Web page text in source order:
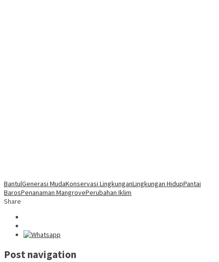
BantulGenerasi MudaKonservasi LingkunganLingkungan HidupPantai
BarosPenanaman MangrovePerubahan Iklim
Share
Post navigation